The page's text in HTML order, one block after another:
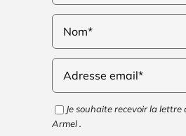
Je souhaite recevoir la
Armel .